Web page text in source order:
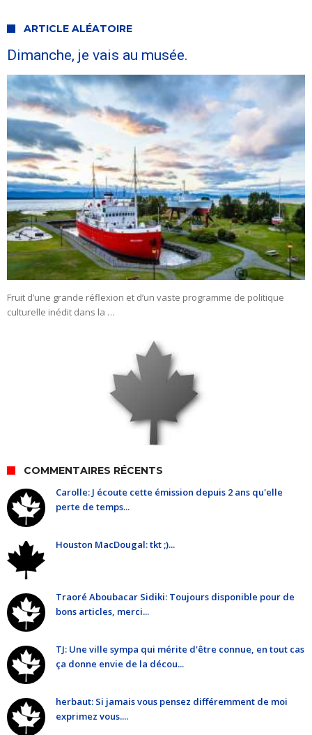
ARTICLE ALÉATOIRE
Dimanche, je vais au musée.
Fruit d’une grande réflexion et d’un vaste programme de politique
culturelle inédit dans la …
COMMENTAIRES RÉCENTS
Carolle: J écoute cette émission depuis 2 ans qu'elle
perte de temps...
Houston MacDougal: tkt ;)...
Traoré Aboubacar Sidiki: Toujours disponible pour de
bons articles, merci...
TJ: Une ville sympa qui mérite d'être connue, en tout cas
ça donne envie de la décou...
herbaut: Si jamais vous pensez différemment de moi
exprimez vous....